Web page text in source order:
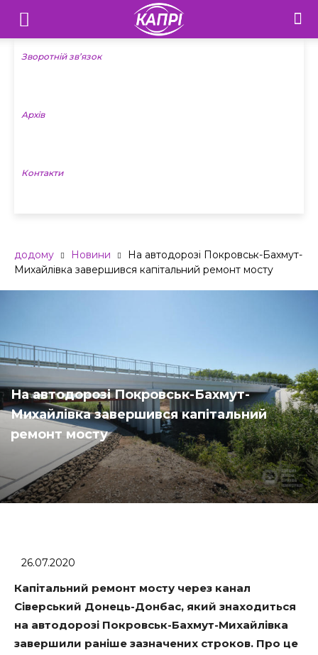
Телебачення
«Капрі»
Новини
Зворотній зв’язок
Архів
Контакти
додому Новини
На автодорозі Покровськ-Бахмут-
Михайлівка завершився капітальний ремонт мосту
На автодорозі Покровськ-Бахмут-
Михайлівка завершився капітальний
ремонт мосту
26.07.2020
Капітальний ремонт мосту через канал
Сіверський Донець-Донбас, який знаходиться
на автодорозі Покровськ-Бахмут-Михайлівка
завершили раніше зазначених строков. Про це